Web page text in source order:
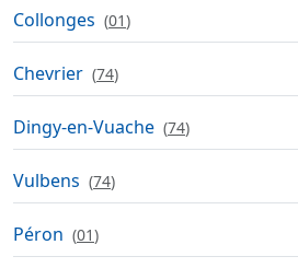
Collonges (01)
Chevrier (74)
Dingy-en-Vuache (74)
Vulbens (74)
Péron (01)